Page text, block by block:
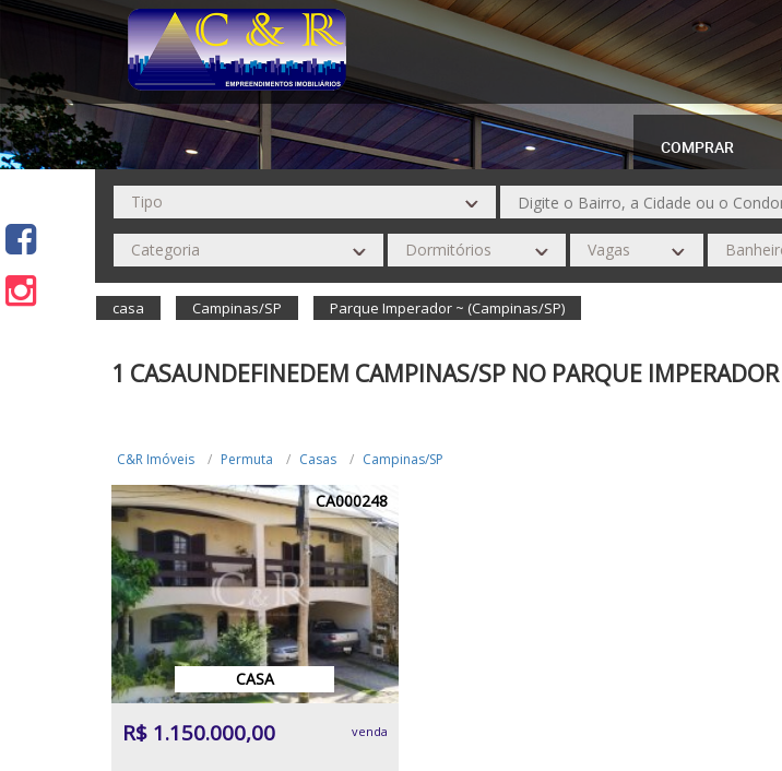
COMPRAR
casa Campinas/SP Parque Imperador ~ (Campinas/SP)
1 CASAUNDEFINEDEM CAMPINAS/SP NO PARQUE IMPERADOR
C&R Imóveis Permuta Casas Campinas/SP
CA000248
CASA
R$ 1.150.000,00 venda